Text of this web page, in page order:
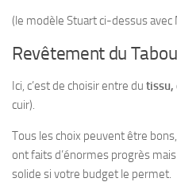
(le modèle Stuart ci-dessus avec
Revêtement du
Ici, c’est de choisir entre du tissu,
cuir).
Tous les choix peuvent être
ont faits d’énormes progrès
solide si votre budget le permet.